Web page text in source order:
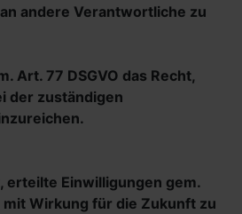
andere Verantwortliche zu
Art. 77 DSGVO das Recht,
der zuständigen
erteilte Einwilligungen gem.
mit Wirkung für die Zukunft zu